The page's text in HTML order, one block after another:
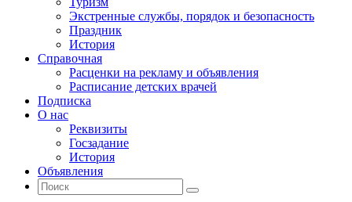
Экстренные службы, порядок и безопасность
Праздник
История
Справочная
Расценки на рекламу и объявления
Расписание детских врачей
Подписка
О нас
Реквизиты
Госзадание
История
Объявления
Поиск
Искать:
Поиск